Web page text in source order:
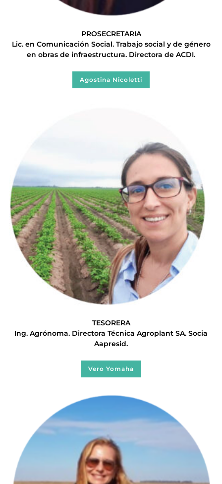
PROSECRETARIA
Lic. en Comunicación Social. Trabajo social y de género
en obras de infraestructura. Directora de ACDI.
Agostina Nicoletti
TESORERA
Ing. Agrónoma. Directora Técnica Agroplant SA. Socia
Aapresid.
Vero Yomaha